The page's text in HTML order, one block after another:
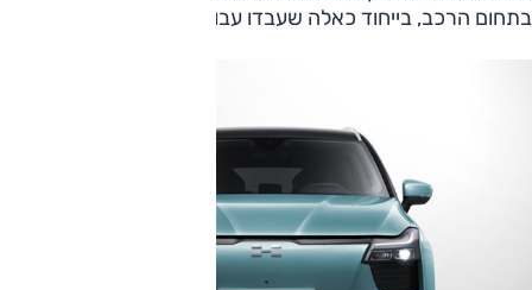
בתחום הרכב, בייחוד כאלה שעבדו עבור מותגים גרמניים.